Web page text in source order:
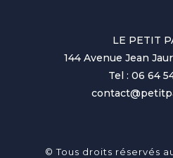
LE PETIT
144 Avenue Jean
Tel : 06 64
© Tous droits réservés